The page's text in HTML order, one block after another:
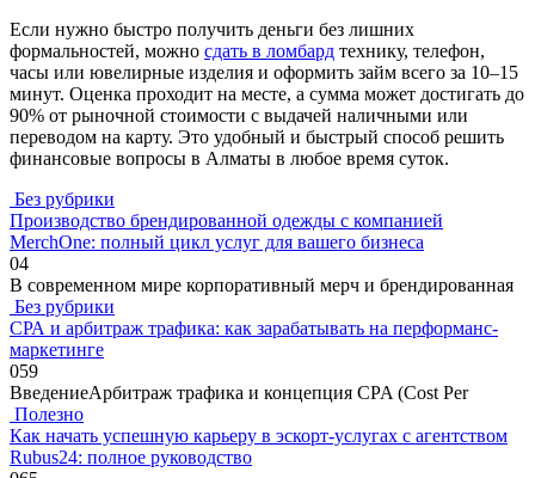
Если нужно быстро получить деньги без лишних
формальностей, можно сдать в ломбард технику, телефон,
часы или ювелирные изделия и оформить займ всего за 10–15
минут. Оценка проходит на месте, а сумма может достигать до
90% от рыночной стоимости с выдачей наличными или
переводом на карту. Это удобный и быстрый способ решить
финансовые вопросы в Алматы в любое время суток.
Без рубрики
Производство брендированной одежды с компанией
MerchOne: полный цикл услуг для вашего бизнеса
04
В современном мире корпоративный мерч и брендированная
Без рубрики
СРА и арбитраж трафика: как зарабатывать на перформанс-
маркетинге
059
ВведениеАрбитраж трафика и концепция CPA (Cost Per
Полезно
Как начать успешную карьеру в эскорт-услугах с агентством
Rubus24: полное руководство